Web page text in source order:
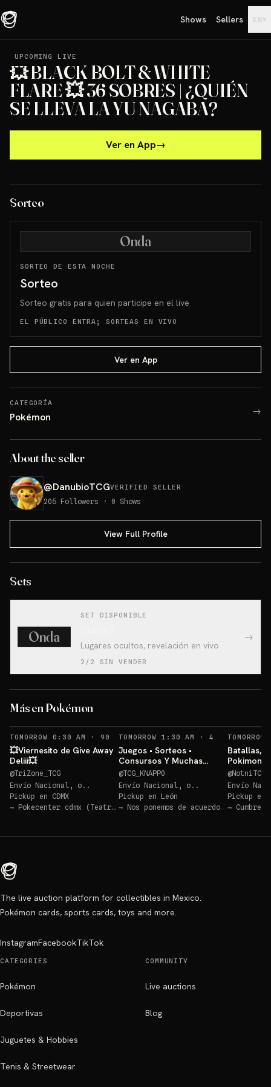
Shows Sellers EN ▾
UPCOMING LIVE
UPCOMING LIVE
💥 BLACK BOLT & WHITE
FLARE 💥 36 SOBRES | ¿QUIÉN
SE LLEVA LA YU NAGABA?
Ver en App→
Sorteo
Onda
SORTEO DE ESTA NOCHE
Sorteo
Sorteo gratis para quien participe en el live
EL PÚBLICO ENTRA; SORTEAS EN VIVO
Ver en App
CATEGORÍA
Pokémon →
About the seller
@DanubioTCGVERIFIED SELLER
205 Followers · 0 Shows
View Full Profile
Sets
Onda
SET DISPONIBLE
Lugares ocultos, revelación en vivo
2/2 SIN VENDER
→
Más en Pokémon
TOMORROW 0:30 AM · 90 RECORDATORIOS
💥Viernesito de Give Away
Deliii💥
@TriZone_TCG
Envío Nacional, o..
Pickup en CDMX
→ Pokecenter cdmx (Teatro Blanquita)
TOMORROW 1:30 AM · 4
Juegos • Sorteos •
Consursos Y Muchas
Cosas Mas POKEMON TCG
@TCG_KNAPP0
Envío Nacional, o..
Pickup en León
→ Nos ponemos de acuerdo
Batallas,
Pokimon!!
@NotniTCG
Envío
Pickup en
→ Cumbred
The live auction platform for collectibles in Mexico.
Pokémon cards, sports cards, toys and more.
InstagramFacebookTikTok
CATEGORIES
Pokémon
Deportivas
Juguetes & Hobbies
Tenis & Streetwear
COMMUNITY
Live auctions
Blog